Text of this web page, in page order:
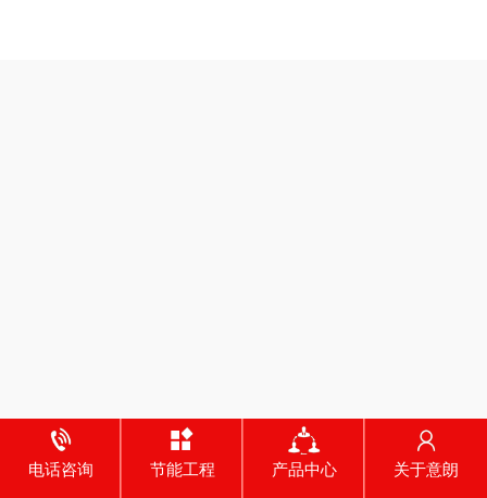
电话咨询 节能工程 产品中心 关于意朗